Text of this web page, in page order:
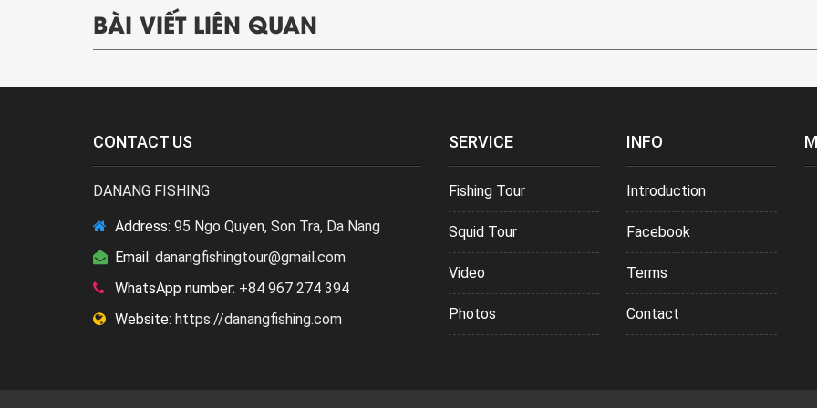
BÀI VIẾT LIÊN QUAN
CONTACT US
DANANG FISHING
Address: 95 Ngo Quyen, Son Tra, Da Nang
Email: danangfishingtour@gmail.com
WhatsApp number: +84 967 274 394
Website: https://danangfishing.com
SERVICE
Fishing Tour
Squid Tour
Video
Photos
INFO
Introduction
Facebook
Terms
Contact